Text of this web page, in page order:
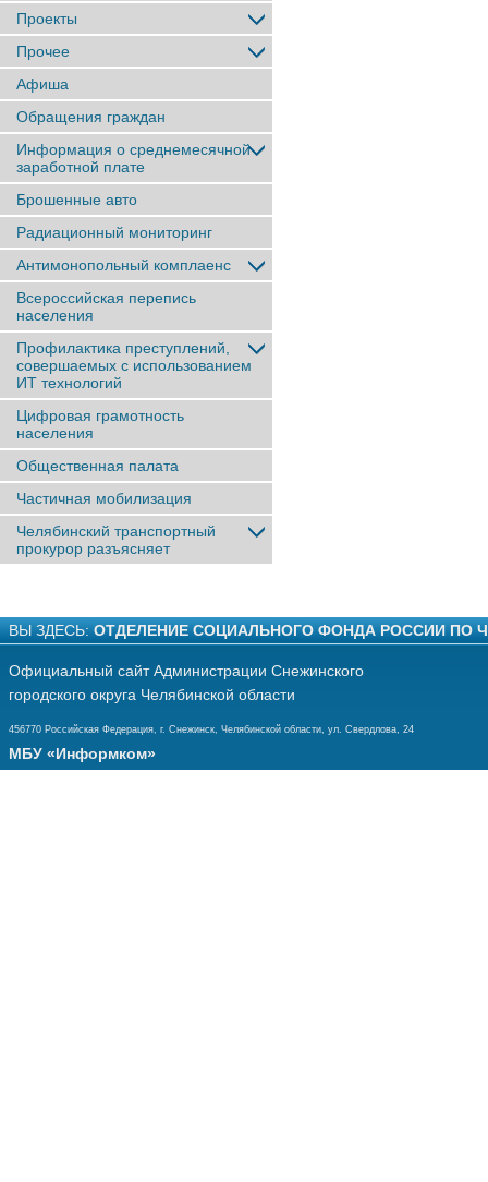
Проекты
Прочее
Афиша
Обращения граждан
Информация о среднемесячной
заработной плате
Брошенные авто
Радиационный мониторинг
Антимонопольный комплаенс
Всероссийская перепись
населения
Профилактика преступлений,
совершаемых с использованием
ИТ технологий
Цифровая грамотность
населения
Общественная палата
Частичная мобилизация
Челябинский транспортный
прокурор разъясняет
ВЫ ЗДЕСЬ: ОТДЕЛЕНИЕ СОЦИАЛЬНОГО ФОНДА РОССИИ ПО
Официальный сайт Администрации Снежинского
городского округа Челябинской области
456770 Российская Федерация, г. Снежинск, Челябинской области, ул. Свердлова, 24
МБУ «Информком»